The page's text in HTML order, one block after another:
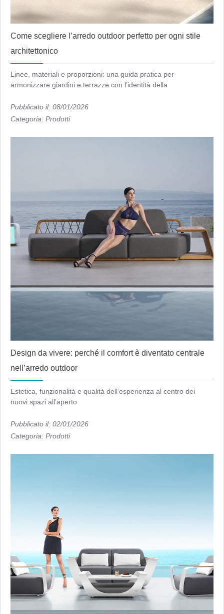
Come scegliere l’arredo outdoor perfetto per ogni stile
architettonico
Linee, materiali e proporzioni: una guida pratica per
armonizzare giardini e terrazze con l’identità della
Pubblicato il: 08/01/2026
Categoria: Prodotti
Design da vivere: perché il comfort è diventato centrale
nell’arredo outdoor
Estetica, funzionalità e qualità dell’esperienza al centro dei
nuovi spazi all’aperto
Pubblicato il: 02/01/2026
Categoria: Prodotti